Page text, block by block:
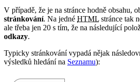
V případě, že je na stránce hodně obsahu,
stránkování. Na jedné HTML stránce tak
ale třeba jen 20 s tím, že na následující
odkazy.
Typicky stránkování vypadá nějak
výsledků hledání na Seznamu):